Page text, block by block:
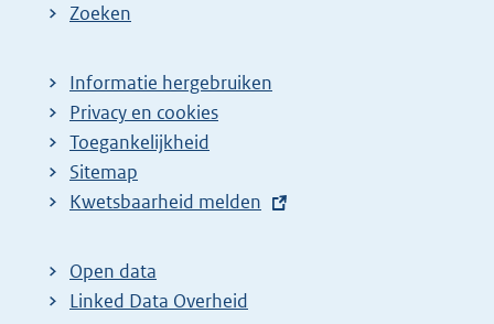
Zoeken
Informatie hergebruiken
Privacy en cookies
Toegankelijkheid
Sitemap
E
t
e
Kwetsbaarheid melden
Open data
Linked Data Overheid